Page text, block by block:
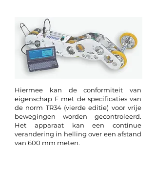
Hiermee kan de conformiteit van
eigenschap F met de specificaties van
de norm TR34 (vierde editie) voor vrije
bewegingen worden gecontroleerd.
Het apparaat kan een continue
verandering in helling over een afstand
van 600 mm meten.